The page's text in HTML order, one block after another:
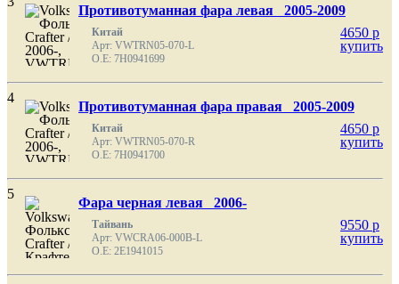
Противотуманная фара левая 2005-2009
Китай
Арт: VWTRN05-070-L
O.E: 7H0941699
4650 p
купить
4
Противотуманная фара правая 2005-2009
Китай
Арт: VWTRN05-070-R
O.E: 7H0941700
4650 p
купить
5
Фара черная левая 2006-
Тайвань
Арт: VWCRA06-000B-L
O.E: 2E1941015
9550 p
купить